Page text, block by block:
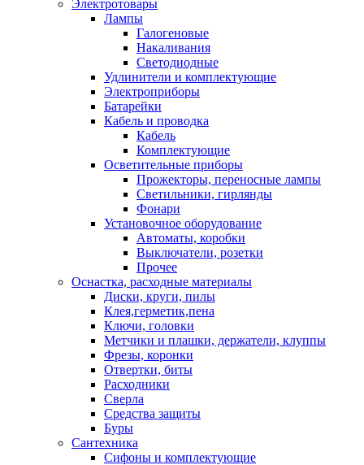
Электротовары
Лампы
Галогеновые
Накаливания
Светодиодные
Удлинители и комплектующие
Электроприборы
Батарейки
Кабель и проводка
Кабель
Комплектующие
Осветительные приборы
Прожекторы, переносные лампы
Светильники, гирлянды
Фонари
Установочное оборудование
Автоматы, коробки
Выключатели, розетки
Прочее
Оснастка, расходные материалы
Диски, круги, пилы
Клея,герметик,пена
Ключи, головки
Метчики и плашки, держатели, клуппы
Фрезы, коронки
Отвертки, биты
Расходники
Сверла
Средства защиты
Буры
Сантехника
Сифоны и комплектующие